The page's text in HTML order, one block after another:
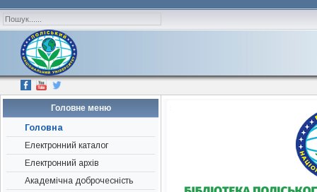
Головне меню
Головна
Електронний каталог
Електронний архів
Академічна доброчесність